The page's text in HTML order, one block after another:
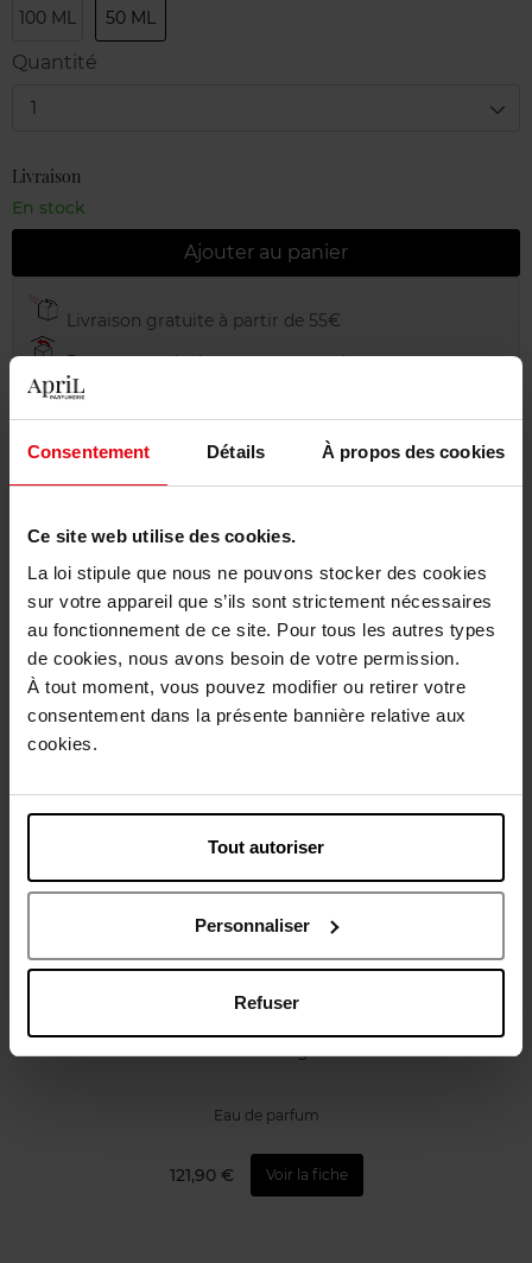
Consentement Détails À propos des cookies
Ce site web utilise des cookies.
La loi stipule que nous ne pouvons stocker des cookies
sur votre appareil que s’ils sont strictement nécessaires
au fonctionnement de ce site. Pour tous les autres types
de cookies, nous avons besoin de votre permission.
À tout moment, vous pouvez modifier ou retirer votre
consentement dans la présente bannière relative aux
cookies.
Tout autoriser
Personnaliser
Refuser
100 ML 50 ML
Quantité
1
Livraison
En stock
Ajouter au panier
Livraison gratuite à partir de 55€
Retour gratuit dans votre magasin
Emballage cadeau offert
Description
Caractéristiques
Avis client Politique relative aux avis des clients
GUERLAIN
Habit Rouge
Eau de parfum
121,90 € Voir la fiche